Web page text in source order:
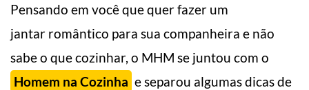
Pensando em você que quer fazer um
jantar romântico para sua companheira e não
sabe o que cozinhar, o MHM se juntou com o
Homem na Cozinha e separou algumas dicas de